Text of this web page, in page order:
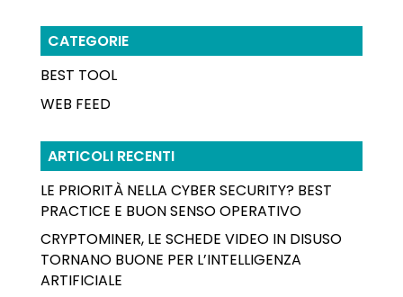
CATEGORIE
BEST TOOL
WEB FEED
ARTICOLI RECENTI
LE PRIORITÀ NELLA CYBER SECURITY? BEST
PRACTICE E BUON SENSO OPERATIVO
CRYPTOMINER, LE SCHEDE VIDEO IN DISUSO
TORNANO BUONE PER L’INTELLIGENZA
ARTIFICIALE